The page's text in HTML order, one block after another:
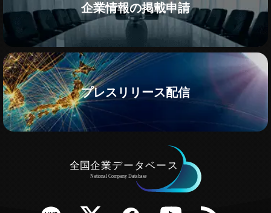
企業情報の掲載申請
プレスリリース配信
Twitter Facebook YouTube RSS